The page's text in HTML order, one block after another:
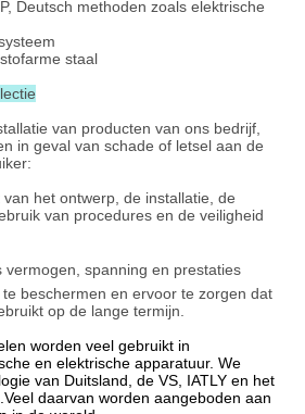
Deutsch methoden zoals elektrische
staal
van producten van ons bedrijf,
in geval van schade of letsel aan de
het ontwerp, de installatie, de
van procedures en de veiligheid
vermogen, spanning en prestaties
beschermen en ervoor te zorgen dat
op de lange termijn.
worden veel gebruikt in
en elektrische apparatuur. We
van Duitsland, de VS, IATLY en het
daarvan worden aangeboden aan